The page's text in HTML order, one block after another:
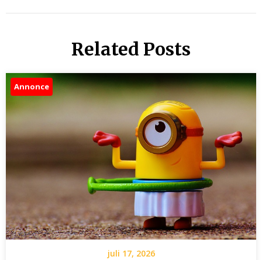
Related Posts
Annonce
juli 17, 2026